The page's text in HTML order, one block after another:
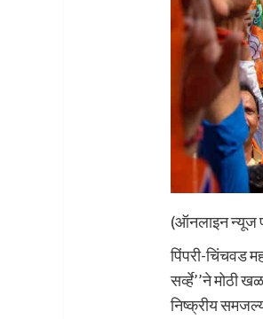
(ऑनलाइन न्यूज
पिंपरी-चिंचवड
सर्व्हे’’ने मोठी
निष्क्रीय